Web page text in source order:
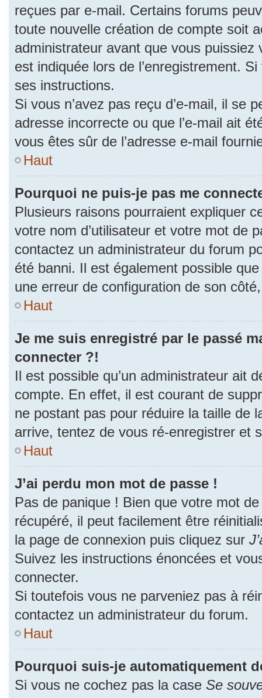
reçues par e-mail. Certains forums
toute nouvelle création de compte soit
administrateur avant que vous
est indiquée lors de l’enregistrement.
ses instructions.
Si vous n’avez pas reçu d’e-mail, il se
adresse incorrecte ou que l’e-mail ait
vous êtes sûr de l’adresse e-mail
Haut
Pourquoi ne puis-je pas me
Plusieurs raisons pourraient expliquer
votre nom d’utilisateur et votre mot de
contactez un administrateur du forum
été banni. Il est également possible
une erreur de configuration de son
Haut
Je me suis enregistré par le passé
connecter ?!
Il est possible qu’un administrateur ait
compte. En effet, il est courant de
ne postant pas pour réduire la taille de
arrive, tentez de vous ré-enregistrer et
Haut
J’ai perdu mon mot de passe !
Pas de panique ! Bien que votre mot
récupéré, il peut facilement être
la page de connexion puis cliquez sur
Suivez les instructions énoncées et
connecter.
Si toutefois vous ne parveniez pas à
contactez un administrateur du forum.
Haut
Pourquoi suis-je automatiquement
Si vous ne cochez pas la case Se